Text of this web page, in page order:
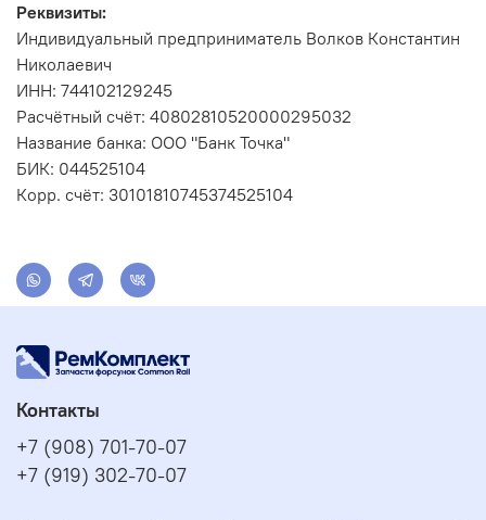
Реквизиты:
Индивидуальный предприниматель Волков Константин
Николаевич
ИНН: 744102129245
Расчётный счёт: 40802810520000295032
Название банка: ООО "Банк Точка"
БИК: 044525104
Корр. счёт: 30101810745374525104
Контакты
+7 (908) 701-70-07
+7 (919) 302-70-07